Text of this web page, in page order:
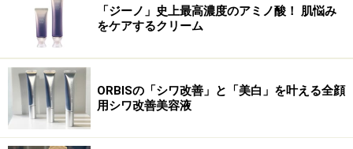
と、華やかな印象に、③パフでふんわりとつければ、シ
ックな印象に、とファッションやシチュエーションにあ
わせて楽しむことができるのです。仕上がりはもちろ
ん、お得感もあるアイテムです。
■DATA
「ジーノ」史上最高濃度のアミノ酸！ 肌悩み
をケアするクリーム
ORBISの「シワ改善」と「美白」を叶える全顔
用シワ改善美容液